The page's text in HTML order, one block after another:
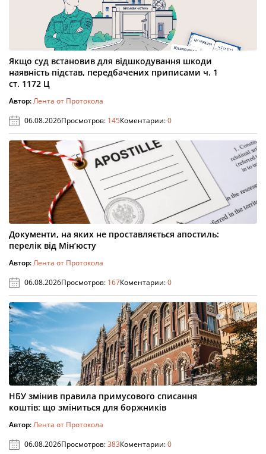
Якщо суд встановив для відшкодування шкоди
наявність підстав, передбачених приписами ч. 1
ст. 1172 Ц
Автор:Лента от Протокола
06.08.2026Просмотров: 145Коментарии:0
Документи, на яких не проставляється апостиль:
перелік від Мін’юсту
Автор:Лента от Протокола
06.08.2026Просмотров: 167Коментарии:0
НБУ змінив правила примусового списання
коштів: що зміниться для боржників
Автор:Лента от Протокола
06.08.2026Просмотров:383Коментарии:0